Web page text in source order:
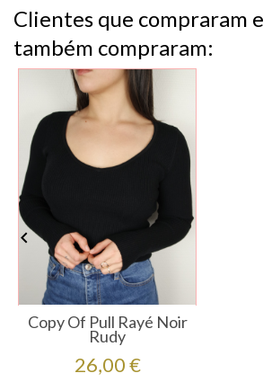
Clientes que compraram
também compraram:
Copy Of Pull Rayé Noir
Rudy
Preço
26,00 €
